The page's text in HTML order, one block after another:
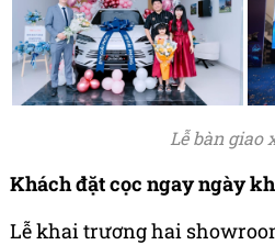
Lễ bàn giao
Khách đặt cọc ngay ngày
Lễ khai trương hai